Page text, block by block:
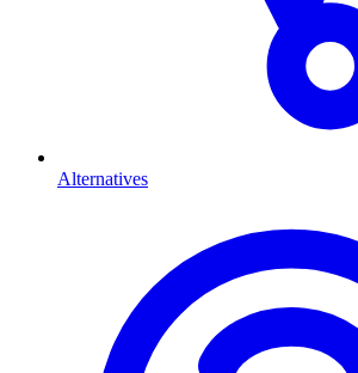
Alternatives